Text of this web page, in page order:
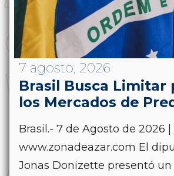
7 agosto, 2026
Brasil Busca Limitar
los Mercados de
Brasil.- 7 de Agosto de 2026 |
www.zonadeazar.com El
Jonas Donizette presentó